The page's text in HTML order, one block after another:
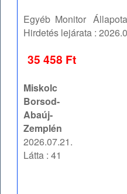
Egyéb Monitor
Hirdetés lejárata :
35 458 Ft
Miskolc
Borsod-
Abaúj-
Zemplén
2026.07.21.
Látta : 41